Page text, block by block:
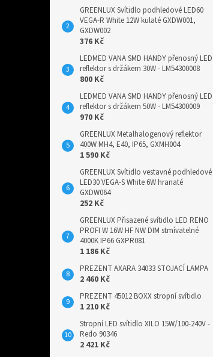
GREENLUX Svítidlo podhledové LED60
VEGA-R White 12W kulaté GXDW001,
GXDW002
376 Kč
LEDMED VANA SMD HANDY přenosný LED
reflektor s držákem 30W - LM54300008
800 Kč
LEDMED VANA SMD HANDY přenosný LED
reflektor s držákem 50W - LM54300009
970 Kč
GREENLUX Metalhalogenový reflektor
400W MH4, E40, IP65, GXMH004
1 590 Kč
GREENLUX Svítidlo vestavné podhledové
LED30 VEGA-S White 6W hranaté
GXDW064
252 Kč
GREENLUX Přisazené svítidlo LED RENO
PROFI W 16W HF NW DIM stmívatelné
4000K IP66 GXPR081
1 186 Kč
PREZENT AXARA 34033 STOJACÍ LAMPA
2 460 Kč
PREZENT 45012 BOXX stropní svítidlo
1 210 Kč
Stropní LED svítidlo XILO 15W/100-240V -
Redo 90346
2 421 Kč